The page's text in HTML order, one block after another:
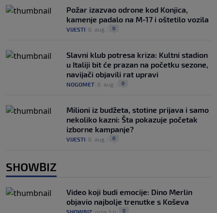
Požar izazvao odrone kod Konjica,
kamenje padalo na M-17 i oštetilo vozila
VIJESTI 6. aug. 0
Slavni klub potresa kriza: Kultni stadion
u Italiji bit će prazan na početku sezone,
navijači objavili rat upravi
NOGOMET 6. aug. 0
Milioni iz budžeta, stotine prijava i samo
nekoliko kazni: Šta pokazuje početak
izborne kampanje?
VIJESTI 6. aug. 0
SHOWBIZ
Video koji budi emocije: Dino Merlin
objavio najbolje trenutke s Koševa
0